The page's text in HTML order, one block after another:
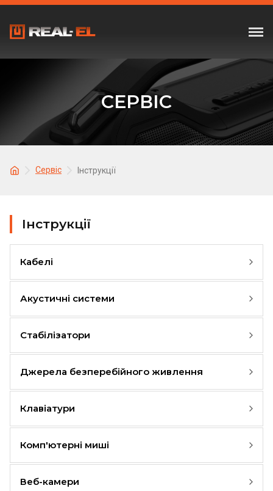
СЕРВІС
Сервіс Інструкції
Інструкції
Кабелі
Акустичні системи
Стабілізатори
Джерела безперебійного живлення
Клавіатури
Комп'ютерні миші
Веб-камери